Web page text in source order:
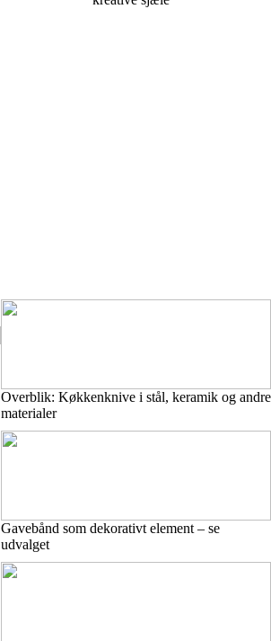
Overblik: Køkkenknive i stål, keramik og andre
materialer
Gavebånd som dekorativt element – se
udvalget